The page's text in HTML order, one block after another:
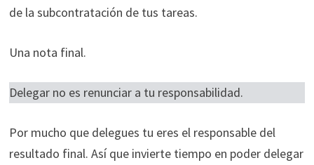
de la subcontratación de tus tareas.
Una nota final.
Delegar no es renunciar a tu responsabilidad.
Por mucho que delegues tu eres el responsable del
resultado final. Así que invierte tiempo en poder delegar